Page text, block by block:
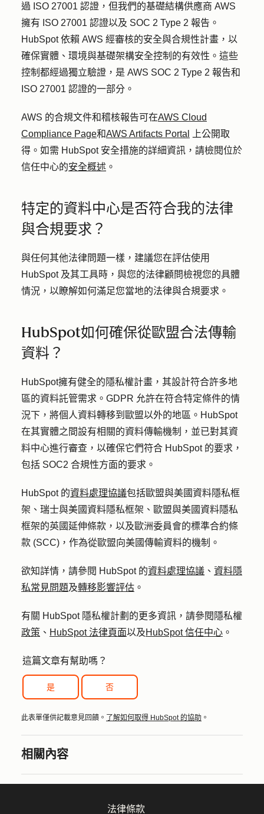
過 ISO 27001 認證，但我們的基礎結構供應商 AWS
擁有 ISO 27001 認證以及 SOC 2 Type 2 報告。
HubSpot 依賴 AWS 經審核的安全與合規性計畫，以
確保實體、環境與基礎架構安全控制的有效性。 這些
控制都經過獨立驗證，是 AWS SOC 2 Type 2 報告和
ISO 27001 認證的一部分。
AWS 的合規文件和稽核報告可在AWS Cloud
Compliance Page和AWS Artifacts Portal
上公開取
得。如需 HubSpot 安全措施的詳細資訊，請檢閱位於
信任中心的安全概述 。
特定的資料中心是否符合我的法律
與合規要求？
與任何其他法律問題一樣，建議您在評估使用
HubSpot 及其工具時，與您的法律顧問檢視您的具體
情況，以瞭解如何滿足您當地的法律與合規要求。
HubSpot如何確保從歐盟合法傳輸
資料？
HubSpot擁有健全的隱私權計畫，其設計符合許多地
區的資料託管需求。GDPR 允許在符合特定條件的情
況下，將個人資料轉移到歐盟以外的地區。HubSpot
在其實體之間設有相關的資料傳輸機制，並已對其資
料中心進行審查，以確保它們符合 HubSpot 的要求，
包括 SOC2 合規性方面的要求。
HubSpot 的資料處理協議包括歐盟與美國資料隱私框
架、瑞士與美國資料隱私框架、歐盟與美國資料隱私
框架的英國延伸條款，以及歐洲委員會的標準合約條
款 (SCC)，作為從歐盟向美國傳輸資料的機制。
欲知詳情，請參閱 HubSpot 的資料處理協議 、 資料隱
私常見問題及轉移影響評估 。
有關 HubSpot 隱私權計劃的更多資訊，請參閱隱私權
政策 、 HubSpot 法律頁面以及HubSpot 信任中心 。
這篇文章有幫助嗎？
是 否
此表單僅供記載意見回饋。 了解如何取得 HubSpot 的協助 。
相關內容
法律條款